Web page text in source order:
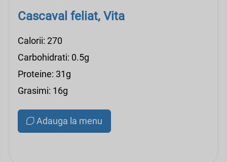
Cascaval feliat, Vita
Calorii: 270
Carbohidrati: 0.5g
Proteine: 31g
Grasimi: 16g
Adauga la menu